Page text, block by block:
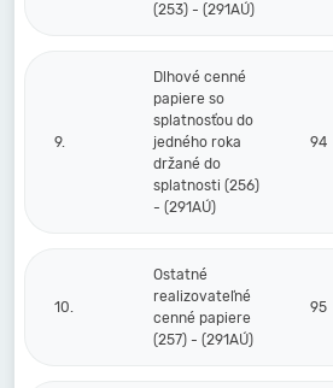
(253) - (291AÚ)
9.
Dlhové cenné
papiere so
splatnosťou do
jedného roka
držané do
splatnosti (256)
- (291AÚ)
94
10.
Ostatné
realizovateľné
cenné papiere
(257) - (291AÚ)
95